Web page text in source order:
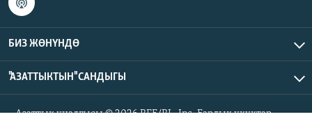
БИЗ ЖӨНҮНДӨ
"АЗАТТЫКТЫН" САНДЫГЫ
Азаттык үналгысы © 2026 RFE/RL, Inc. Бардык укуктар